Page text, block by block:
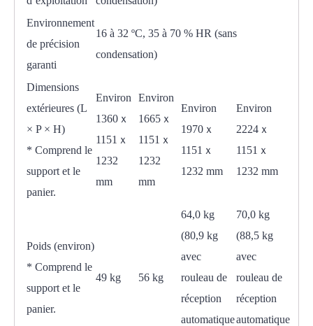
Environnement
de précision
garanti
16 à 32 ºC, 35 à 70 % HR (sans
condensation)
Dimensions
extérieures (L
× P × H)
* Comprend le
support et le
panier.
Environ
1360ｘ
1151ｘ
1232
mm
Environ
1665ｘ
1151ｘ
1232
mm
Environ
1970ｘ
1151ｘ
1232 mm
Environ
2224ｘ
1151ｘ
1232 mm
Poids (environ)
* Comprend le
support et le
panier.
49 kg 56 kg
64,0 kg
(80,9 kg
avec
rouleau de
réception
automatique
70,0 kg
(88,5 kg
avec
rouleau de
réception
automatique